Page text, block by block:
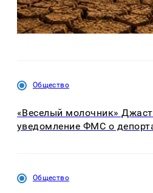
Общество
«Веселый молочник»
уведомление ФМС о
Общество